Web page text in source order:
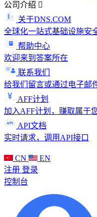
公司介绍
关于DNS.COM
全球化一站式基础设施安
帮助中心
欢迎来到答案所在
联系我们
给我们留言或通过电子邮
AFF计划
加入AFF计划，赚取属于
API文档
实时请求，调用API接口
CN
EN
注册 登录
控制台